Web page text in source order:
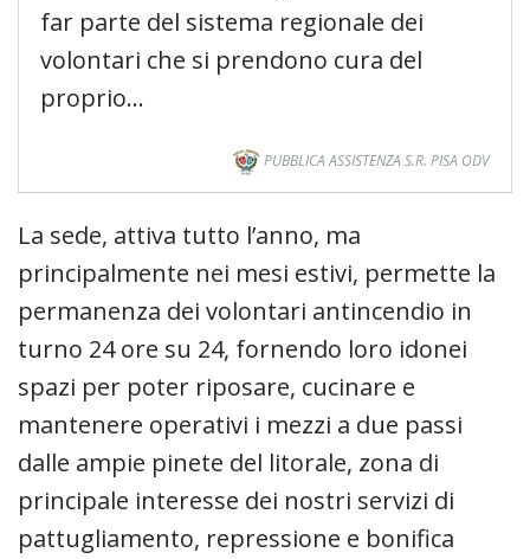
far parte del sistema regionale dei
volontari che si prendono cura del
proprio…
PUBBLICA ASSISTENZA S.R. PISA ODV
La sede, attiva tutto l’anno, ma
principalmente nei mesi estivi, permette la
permanenza dei volontari antincendio in
turno 24 ore su 24, fornendo loro idonei
spazi per poter riposare, cucinare e
mantenere operativi i mezzi a due passi
dalle ampie pinete del litorale, zona di
principale interesse dei nostri servizi di
pattugliamento, repressione e bonifica